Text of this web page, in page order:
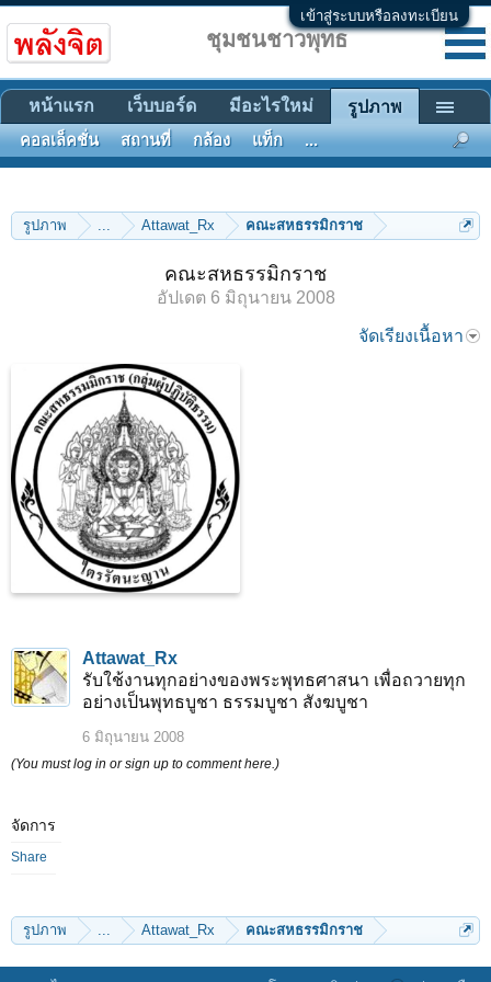
เข้าสู่ระบบหรือลงทะเบียน
รูปภาพ ... Attawat_Rx คณะสหธรรมิกราช
คณะสหธรรมิกราช
อัปเดต 6 มิถุนายน 2008
จัดเรียงเนื้อหา
Attawat_Rx
รับใช้งานทุกอย่างของพระพุทธศาสนา เพื่อถวายทุก
อย่างเป็นพุทธบูชา ธรรมบูชา สังฆบูชา
6 มิถุนายน 2008
(You must log in or sign up to comment here.)
จัดการ
Share
รูปภาพ ... Attawat_Rx คณะสหธรรมิกราช
ชุมชนชาวพุทธ
หน้าแรก เว็บบอร์ด มีอะไรใหม่ รูปภาพ
คอลเล็คชั่น สถานที่ กล้อง แท็ก ...